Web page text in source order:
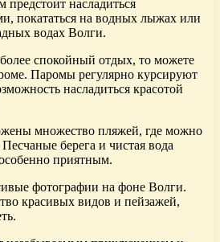
предстоит насладиться
покататься на водных лыжах или
водах Волги.
спокойный отдых, то можете
Паромы регулярно курсируют
насладиться красотой
множество пляжей, где можно
берега и чистая вода
приятным.
фотографии на фоне Волги.
красивых видов и пейзажей,